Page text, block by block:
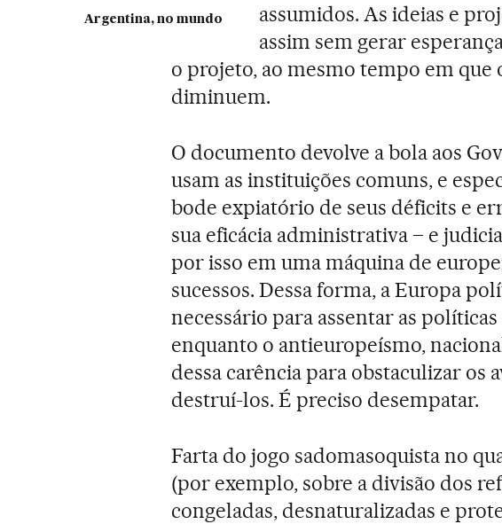
Argentina, no mundo
assumidos. As ideias e
assim sem gerar
o projeto, ao mesmo tempo em que
diminuem.
O documento devolve a bola aos
usam as instituições comuns, e
bode expiatório de seus déficits e
sua eficácia administrativa – e
por isso em uma máquina de
sucessos. Dessa forma, a Europa
necessário para assentar as
enquanto o antieuropeísmo,
dessa carência para obstaculizar os
destruí-los. É preciso desempatar.
Farta do jogo sadomasoquista no
(por exemplo, sobre a divisão dos
congeladas, desnaturalizadas e